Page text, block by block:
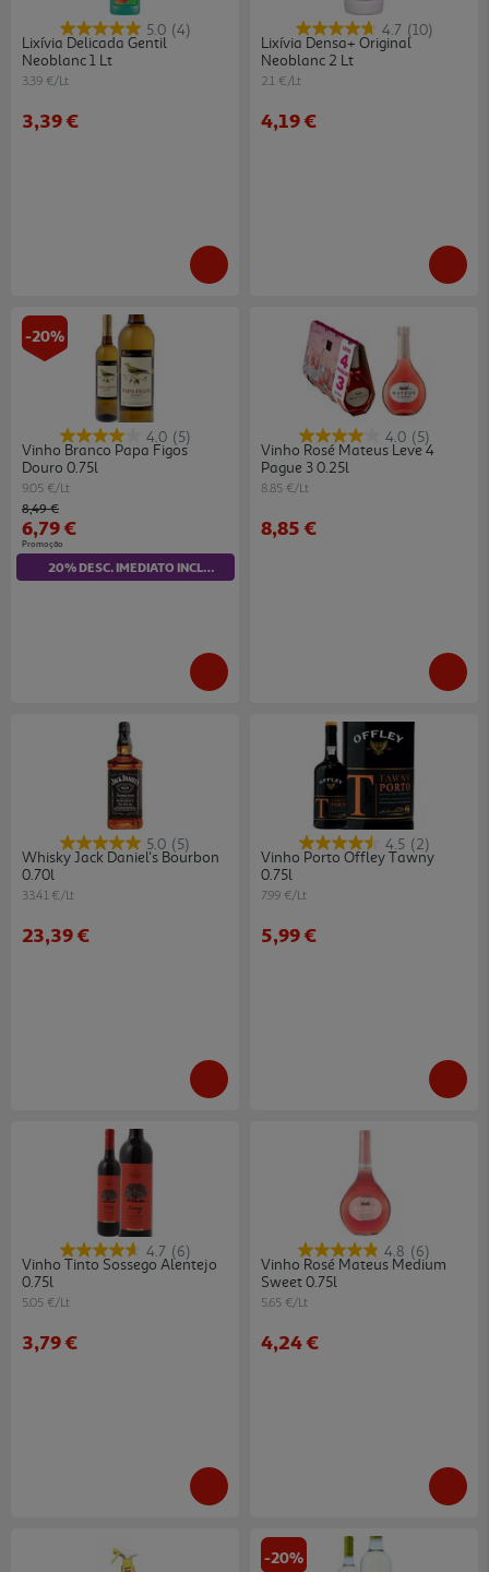
5.0 (4)
Lixívia Delicada Gentil
Neoblanc 1 Lt
3.39 €/Lt
3,39 €
4.7 (10)
Lixívia Densa+ Original
Neoblanc 2 Lt
2.1 €/Lt
4,19 €
-20%
4.0 (5)
Vinho Branco Papa Figos
Douro 0.75l
9.05 €/Lt
Price reduced from
8,49 €to
6,79 €
Promoção
20% DESC. IMEDIATO INCLUÍDO
4.0 (5)
Vinho Rosé Mateus Leve 4
Pague 3 0.25l
8.85 €/Lt
8,85 €
5.0 (5)
Whisky Jack Daniel's Bourbon
0.70l
33.41 €/Lt
23,39 €
4.5 (2)
Vinho Porto Offley Tawny
0.75l
7.99 €/Lt
5,99 €
4.7 (6)
Vinho Tinto Sossego Alentejo
0.75l
5.05 €/Lt
3,79 €
4.8 (6)
Vinho Rosé Mateus Medium
Sweet 0.75l
5.65 €/Lt
4,24 €
-20%